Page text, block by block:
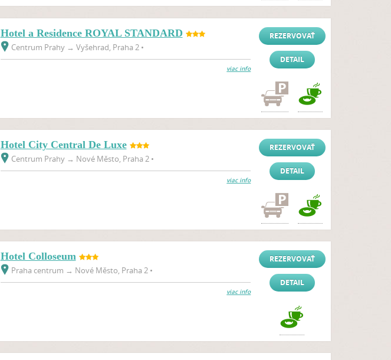
Hotel a Residence ROYAL STANDARD
Centrum Prahy → Vyšehrad, Praha 2 •
viac info
REZERVOVAŤ
DETAIL
Hotel City Central De Luxe
Centrum Prahy → Nové Město, Praha 2 •
viac info
REZERVOVAŤ
DETAIL
Hotel Colloseum
Praha centrum → Nové Město, Praha 2 •
viac info
REZERVOVAŤ
DETAIL